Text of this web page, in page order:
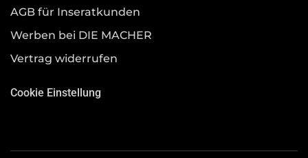
AGB für Inseratkunden
Werben bei DIE MACHER
Vertrag widerrufen
Cookie Einstellung